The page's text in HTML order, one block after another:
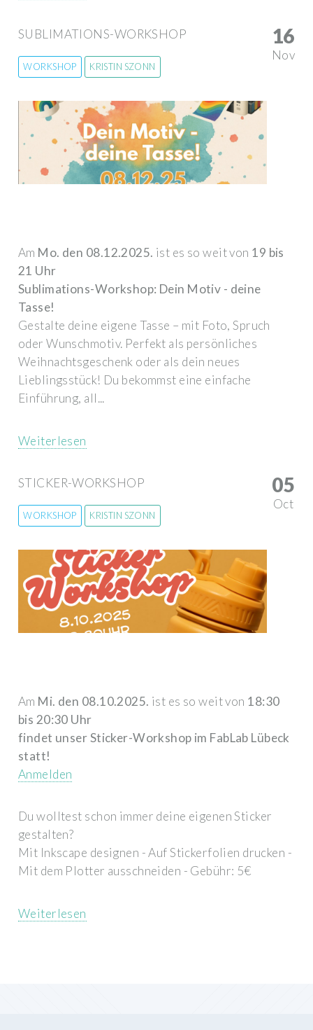
16
Nov
SUBLIMATIONS-WORKSHOP
WORKSHOP KRISTIN SZONN
Am Mo. den 08.12.2025. ist es so weit von 19 bis
21 Uhr
Sublimations-Workshop: Dein Motiv - deine
Tasse!
Gestalte deine eigene Tasse – mit Foto, Spruch
oder Wunschmotiv. Perfekt als persönliches
Weihnachtsgeschenk oder als dein neues
Lieblingsstück! Du bekommst eine einfache
Einführung, all...
Weiterlesen
05
Oct
STICKER-WORKSHOP
WORKSHOP KRISTIN SZONN
Am Mi. den 08.10.2025. ist es so weit von 18:30
bis 20:30 Uhr
findet unser Sticker-Workshop im FabLab Lübeck
statt!
Anmelden
Du wolltest schon immer deine eigenen Sticker
gestalten?
Mit Inkscape designen - Auf Stickerfolien drucken -
Mit dem Plotter ausschneiden - Gebühr: 5€
Weiterlesen